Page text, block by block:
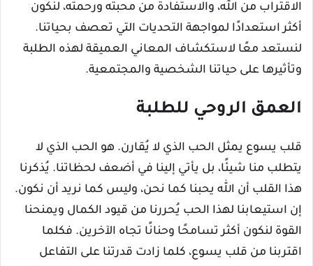
الاقتراب من الله، والاستفادة من محبته ورحمته، لنكون
أكثر استعدادًا لمواجهة التحديات التي تعصف بحياتنا.
لنستعد معًا لاستكشاف المعاني العميقة لهذه الطلبة
وتأثيرها على حياتنا الشخصية والمجتمعية.
العمق الروحي للطلبة
قلب يسوع يمثل الحب الذي لا يُقارن. هو الحب الذي لا
يتطلب منا شيئًا، بل يأتي إلينا في أضعف لحظاتنا. يُذكرنا
هذا القلب أن الله يحبنا كما نحن، وليس كما نريد أن نكون.
إن استيعابنا لهذا الحب يُحررنا من قيود الكمال ويمنحنا
القوة لنكون أكثر تسامحًا وحنانًا تجاه الآخرين. فكلما
اقتربنا من قلب يسوع، كلما زادت قدرتنا على التفاعل